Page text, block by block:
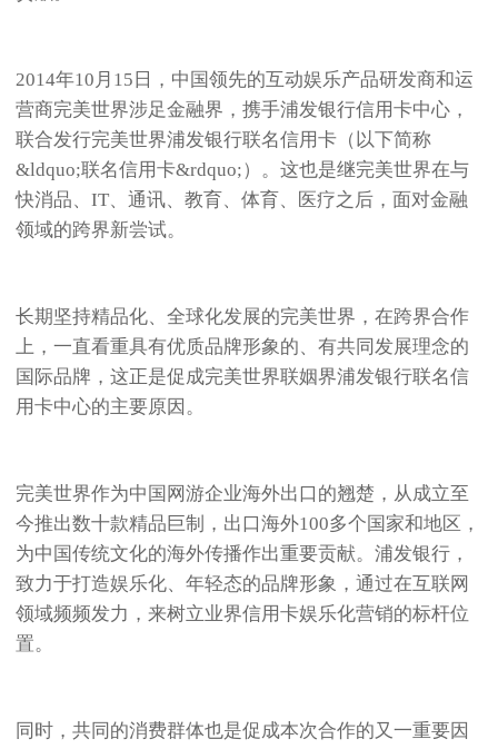
2014年10月15日，中国领先的互动娱乐产品研发商和运
营商完美世界涉足金融界，携手浦发银行信用卡中心，
联合发行完美世界浦发银行联名信用卡（以下简称
&ldquo;联名信用卡&rdquo;）。这也是继完美世界在与
快消品、IT、通讯、教育、体育、医疗之后，面对金融
领域的跨界新尝试。
长期坚持精品化、全球化发展的完美世界，在跨界合作
上，一直看重具有优质品牌形象的、有共同发展理念的
国际品牌，这正是促成完美世界联姻界浦发银行联名信
用卡中心的主要原因。
完美世界作为中国网游企业海外出口的翘楚，从成立至
今推出数十款精品巨制，出口海外100多个国家和地区，
为中国传统文化的海外传播作出重要贡献。浦发银行，
致力于打造娱乐化、年轻态的品牌形象，通过在互联网
领域频频发力，来树立业界信用卡娱乐化营销的标杆位
置。
同时，共同的消费群体也是促成本次合作的又一重要因